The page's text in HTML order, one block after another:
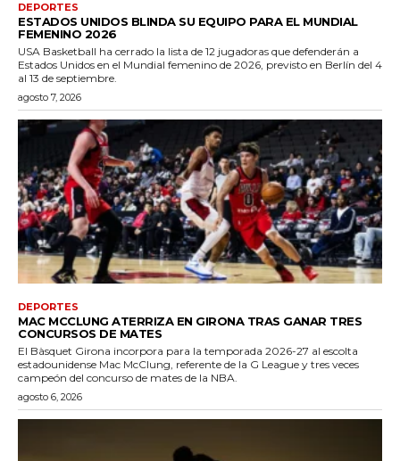
DEPORTES
ESTADOS UNIDOS BLINDA SU EQUIPO PARA EL MUNDIAL
FEMENINO 2026
USA Basketball ha cerrado la lista de 12 jugadoras que defenderán a
Estados Unidos en el Mundial femenino de 2026, previsto en Berlín del 4
al 13 de septiembre.
agosto 7, 2026
DEPORTES
MAC MCCLUNG ATERRIZA EN GIRONA TRAS GANAR TRES
CONCURSOS DE MATES
El Bàsquet Girona incorpora para la temporada 2026-27 al escolta
estadounidense Mac McClung, referente de la G League y tres veces
campeón del concurso de mates de la NBA.
agosto 6, 2026